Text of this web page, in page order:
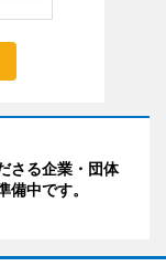
さる企業・団体
備中です。